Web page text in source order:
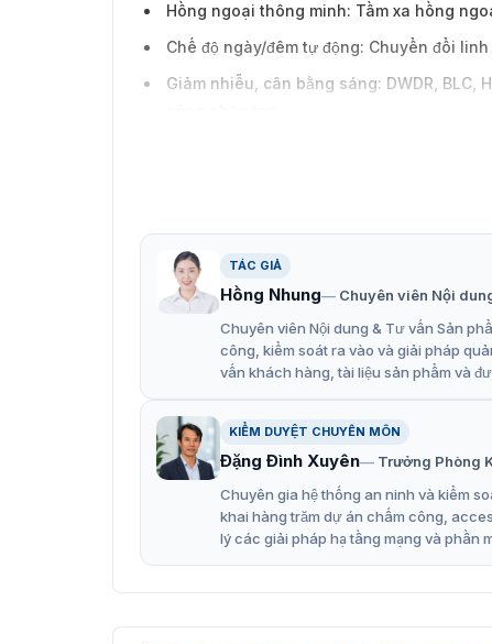
Hồng ngoại thông minh: Tầm xa hồng
Chế độ ngày/đêm tự động: Chuyển đổi
Giảm nhiễu, cân bằng sáng: DWDR,
Chứng nhận an toàn: Đạt chuẩn CE và
TÁC GIẢ
Hồng Nhung
Chuyên viên Nội
Chuyên viên Nội dung & Tư vấn Sản
công, kiểm soát ra vào và giải pháp
vấn khách hàng, tài liệu sản phẩm và
KIỂM DUYỆT CHUYÊN MÔN
Đặng Đình Xuyên
Trưởng Phòng
Chuyên gia hệ thống an ninh và kiểm
khai hàng trăm dự án chấm công,
lý các giải pháp hạ tầng mạng và phần